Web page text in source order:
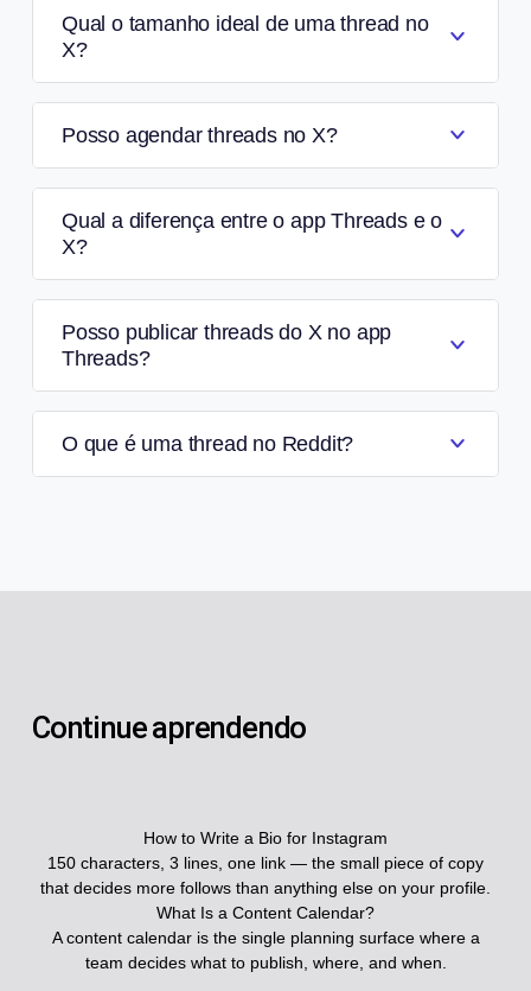
Qual o tamanho ideal de uma thread no
X?
Posso agendar threads no X?
Qual a diferença entre o app Threads e o
X?
Posso publicar threads do X no app
Threads?
O que é uma thread no Reddit?
Continue aprendendo
How to Write a Bio for Instagram
150 characters, 3 lines, one link — the small piece of copy
that decides more follows than anything else on your profile.
What Is a Content Calendar?
A content calendar is the single planning surface where a
team decides what to publish, where, and when.